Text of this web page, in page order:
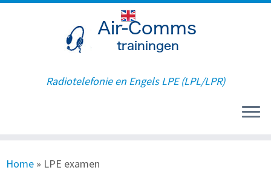
naar
Radiotelefonie en Engels LPE (LPL/LPR)
Home » LPE examen